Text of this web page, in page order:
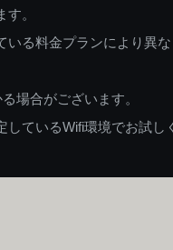
。
る料金プランにより異
場合がございます。
ているWifi環境でお試し